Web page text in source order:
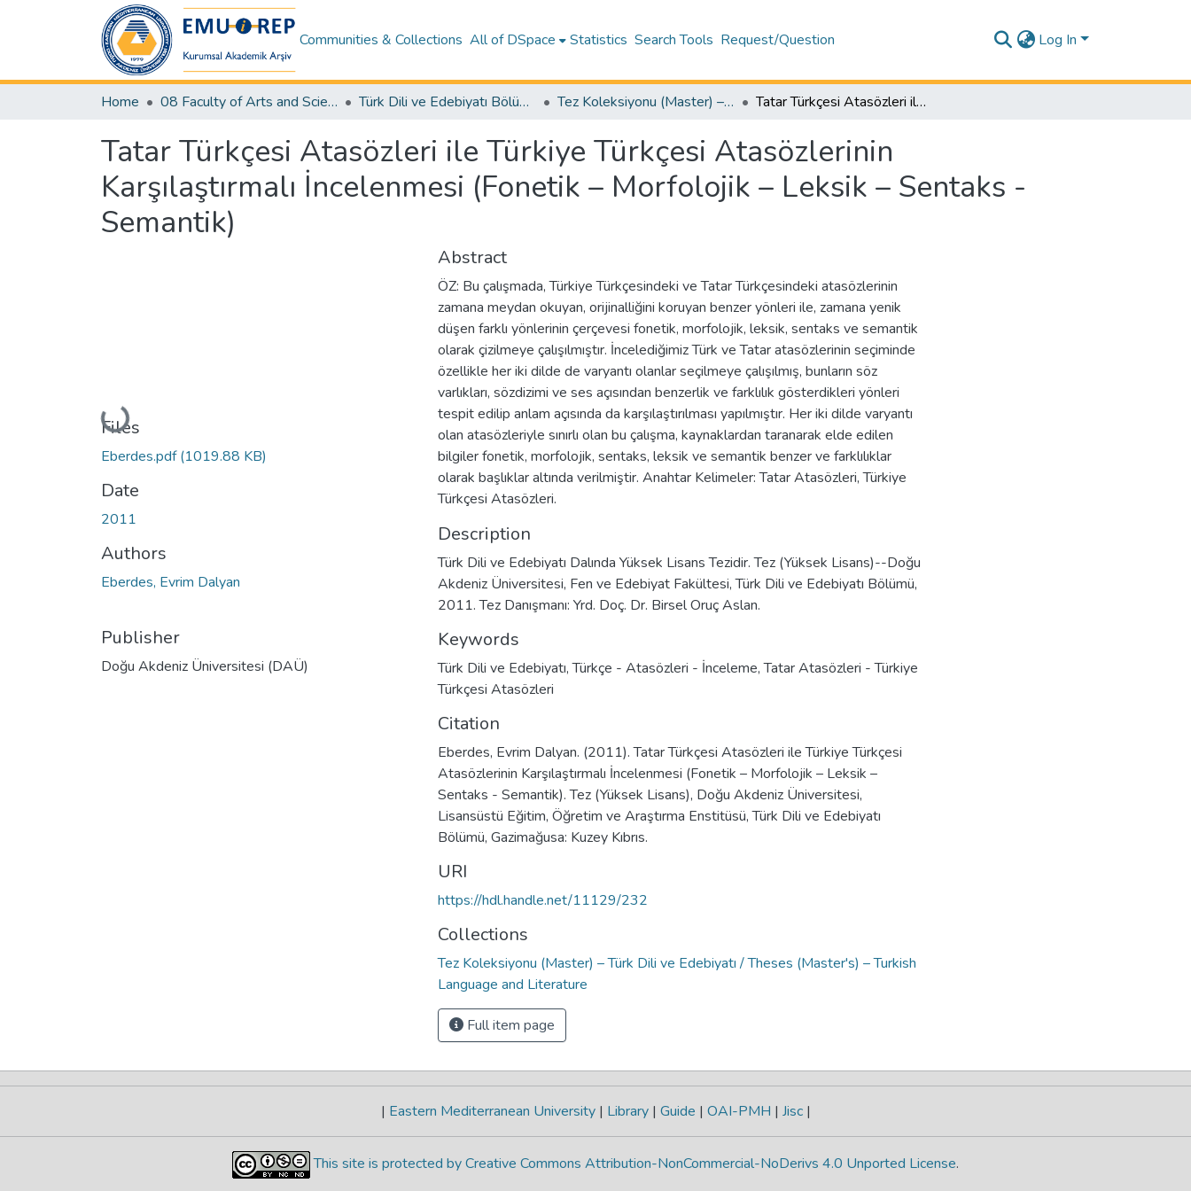
Communities & Collections All of DSpace Statistics Search Tools Request/Question Log In
Home 08 Faculty of Arts and Sciences Türk Dili ve Edebiyatı Bölümü (Department of Turkish Language and Literature) Tez Koleksiyonu (Master) – Türk Dili ve Edebiyatı / Theses (Master's) – Turkish Language and Literature Tatar Türkçesi Atasözleri ile Türkiye Türkçesi Atasözlerinin Karşılaştırmalı İncelenmesi (Fonetik – Morfolojik – Leksik – Sentaks - Semantik)
Tatar Türkçesi Atasözleri ile Türkiye Türkçesi Atasözlerinin
Karşılaştırmalı İncelenmesi (Fonetik – Morfolojik – Leksik – Sentaks -
Semantik)
Loading...
Files
Eberdes.pdf(1019.88 KB)
Date
2011
Authors
Eberdes, Evrim Dalyan
Publisher
Doğu Akdeniz Üniversitesi (DAÜ)
Abstract
ÖZ: Bu çalışmada, Türkiye Türkçesindeki ve Tatar Türkçesindeki atasözlerinin
zamana meydan okuyan, orijinalliğini koruyan benzer yönleri ile, zamana yenik
düşen farklı yönlerinin çerçevesi fonetik, morfolojik, leksik, sentaks ve semantik
olarak çizilmeye çalışılmıştır. İncelediğimiz Türk ve Tatar atasözlerinin seçiminde
özellikle her iki dilde de varyantı olanlar seçilmeye çalışılmış, bunların söz
varlıkları, sözdizimi ve ses açısından benzerlik ve farklılık gösterdikleri yönleri
tespit edilip anlam açısında da karşılaştırılması yapılmıştır. Her iki dilde varyantı
olan atasözleriyle sınırlı olan bu çalışma, kaynaklardan taranarak elde edilen
bilgiler fonetik, morfolojik, sentaks, leksik ve semantik benzer ve farklılıklar
olarak başlıklar altında verilmiştir. Anahtar Kelimeler: Tatar Atasözleri, Türkiye
Türkçesi Atasözleri.
Description
Türk Dili ve Edebiyatı Dalında Yüksek Lisans Tezidir. Tez (Yüksek Lisans)--Doğu
Akdeniz Üniversitesi, Fen ve Edebiyat Fakültesi, Türk Dili ve Edebiyatı Bölümü,
2011. Tez Danışmanı: Yrd. Doç. Dr. Birsel Oruç Aslan.
Keywords
Türk Dili ve Edebiyatı,Türkçe - Atasözleri - İnceleme,Tatar Atasözleri - Türkiye
Türkçesi Atasözleri
Citation
Eberdes, Evrim Dalyan. (2011). Tatar Türkçesi Atasözleri ile Türkiye Türkçesi
Atasözlerinin Karşılaştırmalı İncelenmesi (Fonetik – Morfolojik – Leksik –
Sentaks - Semantik). Tez (Yüksek Lisans), Doğu Akdeniz Üniversitesi,
Lisansüstü Eğitim, Öğretim ve Araştırma Enstitüsü, Türk Dili ve Edebiyatı
Bölümü, Gazimağusa: Kuzey Kıbrıs.
URI
https://hdl.handle.net/11129/232
Collections
Tez Koleksiyonu (Master) – Türk Dili ve Edebiyatı / Theses (Master's) – Turkish
Language and Literature
Full item page
| Eastern Mediterranean University | Library | Guide | OAI-PMH | Jisc |
This site is protected by Creative Commons Attribution-NonCommercial-NoDerivs 4.0 Unported License.